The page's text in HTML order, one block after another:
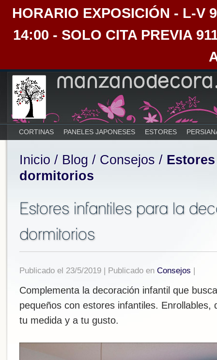
HORARIO EXPOSICIÓN - L-V
14:00 - SOLO CITA PREVIA
CORTINAS PANELES JAPONESES ESTORES
Inicio / Blog / Consejos /
dormitorios
Estores infantiles para la
dormitorios
Publicado el 23/5/2019 | Publicado en Consejos |
Complementa la decoración infantil que
pequeños con estores infantiles.
tu medida y a tu gusto.